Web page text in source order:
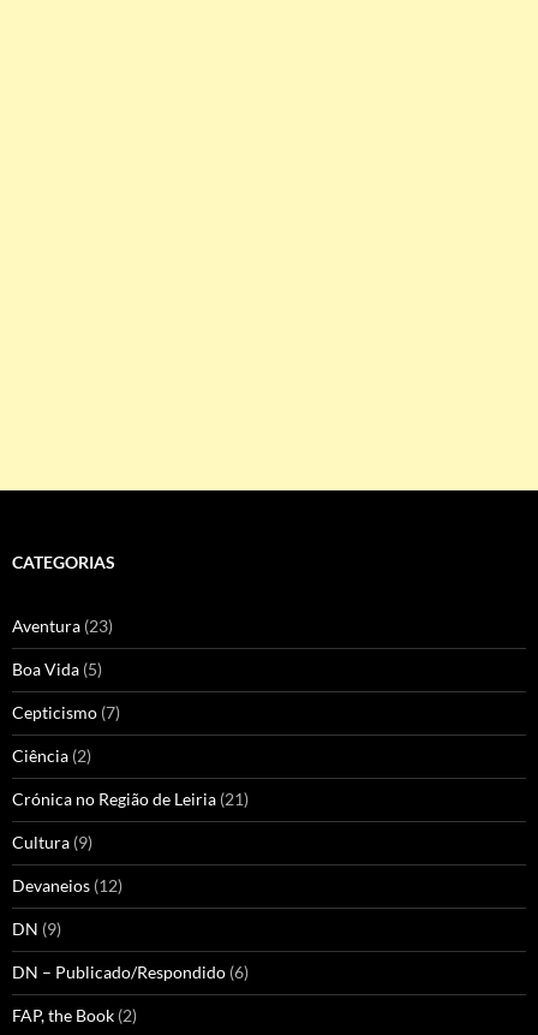
CATEGORIAS
Aventura (23)
Boa Vida (5)
Cepticismo (7)
Ciência (2)
Crónica no Região de Leiria (21)
Cultura (9)
Devaneios (12)
DN (9)
DN – Publicado/Respondido (6)
FAP, the Book (2)